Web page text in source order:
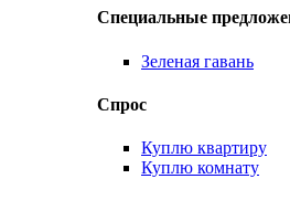
Специальные
Зеленая гавань
Спрос
Куплю квартиру
Куплю комнату